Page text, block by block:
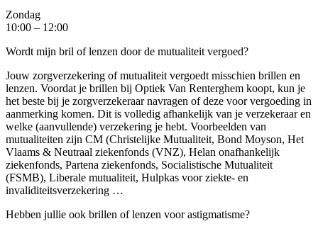
Zondag
10:00 – 12:00
Wordt mijn bril of lenzen door de mutualiteit vergoed?
Jouw zorgverzekering of mutualiteit vergoedt misschien brillen en
lenzen. Voordat je brillen bij Optiek Van Renterghem koopt, kun je
het beste bij je zorgverzekeraar navragen of deze voor vergoeding in
aanmerking komen. Dit is volledig afhankelijk van je verzekeraar en
welke (aanvullende) verzekering je hebt. Voorbeelden van
mutualiteiten zijn CM (Christelijke Mutualiteit, Bond Moyson, Het
Vlaams & Neutraal ziekenfonds (VNZ), Helan onafhankelijk
ziekenfonds, Partena ziekenfonds, Socialistische Mutualiteit
(FSMB), Liberale mutualiteit, Hulpkas voor ziekte- en
invaliditeitsverzekering …
Hebben jullie ook brillen of lenzen voor astigmatisme?